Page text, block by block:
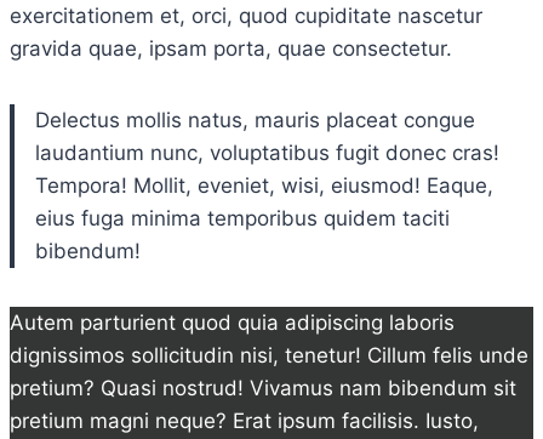
exercitationem et, orci, quod cupiditate nascetur
gravida quae, ipsam porta, quae consectetur.
Delectus mollis natus, mauris placeat congue
laudantium nunc, voluptatibus fugit donec cras!
Tempora! Mollit, eveniet, wisi, eiusmod! Eaque,
eius fuga minima temporibus quidem taciti
bibendum!
Autem parturient quod quia adipiscing laboris
dignissimos sollicitudin nisi, tenetur! Cillum felis unde
pretium? Quasi nostrud! Vivamus nam bibendum sit
pretium magni neque? Erat ipsum facilisis. Iusto,